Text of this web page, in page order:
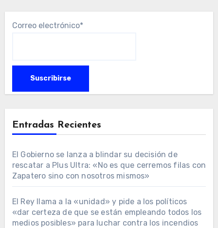
Correo electrónico*
Entradas Recientes
El Gobierno se lanza a blindar su decisión de
rescatar a Plus Ultra: «No es que cerremos filas con
Zapatero sino con nosotros mismos»
El Rey llama a la «unidad» y pide a los políticos
«dar certeza de que se están empleando todos los
medios posibles» para luchar contra los incendios